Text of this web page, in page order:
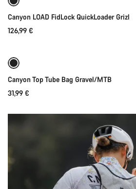
Canyon LOAD FidLock QuickLoader Grizl
126,99 €
Canyon Top Tube Bag Gravel/MTB
31,99 €